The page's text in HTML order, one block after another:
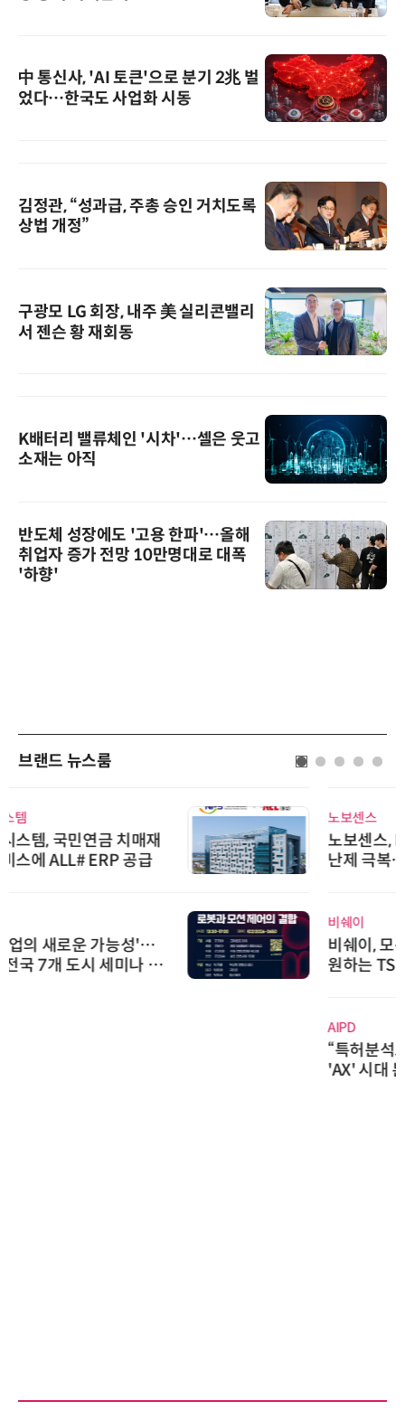
中 통신사, 'AI 토큰'으로 분기 2兆 벌
었다…한국도 사업화 시동
김정관, “성과급, 주총 승인 거치도록
상법 개정”
구광모 LG 회장, 내주 美 실리콘밸리
서 젠슨 황 재회동
K배터리 밸류체인 '시차'…셀은 웃고
소재는 아직
반도체 성장에도 '고용 한파'…올해
취업자 증가 전망 10만명대로 대폭
'하향'
브랜드 뉴스룸
노보센스
노보센스, PWM 고주파 과도 간섭
난제 극복…차량용 전류 감지 증폭
비쉐이, 모든 주요 리모컨 코드 지
원하는 TSOP15300 시리즈 IR 수